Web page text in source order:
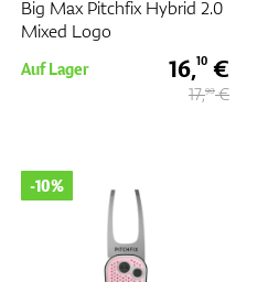
Big Max Pitchfix Hybrid 2.0
Mixed Logo
Auf Lager 16,10 €
17,90€
-10%